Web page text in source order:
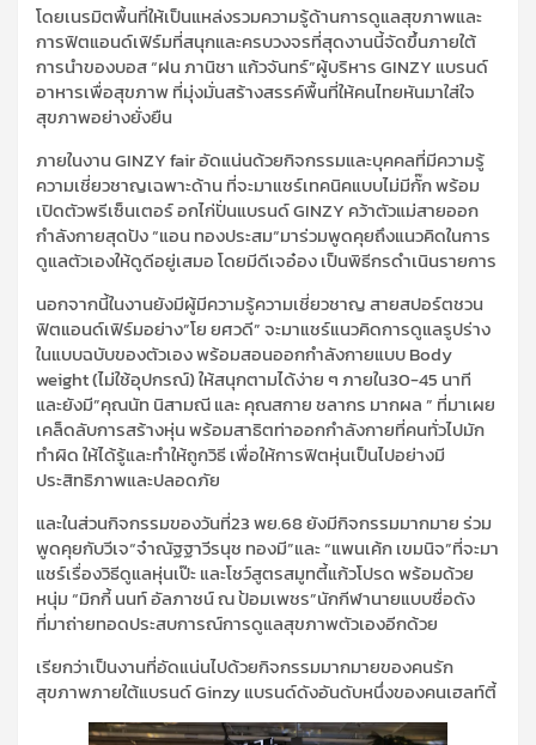
โดยเนรมิตพื้นที่ให้เป็นแหล่งรวมความรู้ด้านการดูแลสุขภาพและ
การฟิตแอนด์เฟิร์มที่สนุกและครบวงจรที่สุดงานนี้จัดขึ้นภายใต้
การนำของบอส “ฝน ภานิชา แก้วจันทร์”ผู้บริหาร GINZY แบรนด์
อาหารเพื่อสุขภาพ ที่มุ่งมั่นสร้างสรรค์พื้นที่ให้คนไทยหันมาใส่ใจ
สุขภาพอย่างยั่งยืน
ภายในงาน GINZY fair อัดแน่นด้วยกิจกรรมและบุคคลที่มีความรู้
ความเชี่ยวชาญเฉพาะด้าน ที่จะมาแชร์เทคนิคแบบไม่มีกั๊ก พร้อม
เปิดตัวพรีเซ็นเตอร์ อกไก่ปั่นแบรนด์ GINZY คว้าตัวแม่สายออก
กำลังกายสุดปัง “แอน ทองประสม“มาร่วมพูดคุยถึงแนวคิดในการ
ดูแลตัวเองให้ดูดีอยู่เสมอ โดยมีดีเจอ๋อง เป็นพิธีกรดำเนินรายการ
นอกจากนี้ในงานยังมีผู้มีความรู้ความเชี่ยวชาญ สายสปอร์ตชวน
ฟิตแอนด์เฟิร์มอย่าง”โย ยศวดี” จะมาแชร์แนวคิดการดูแลรูปร่าง
ในแบบฉบับของตัวเอง พร้อมสอนออกกำลังกายแบบ Body
weight (ไม่ใช้อุปกรณ์) ให้สนุกตามได้ง่าย ๆ ภายใน30-45 นาที
และยังมี”คุณนัท นิสามณี และ คุณสกาย ชลากร มากผล ” ที่มาเผย
เคล็ดลับการสร้างหุ่น พร้อมสาธิตท่าออกกำลังกายที่คนทั่วไปมัก
ทำผิด ให้ได้รู้และทำให้ถูกวิธี เพื่อให้การฟิตหุ่นเป็นไปอย่างมี
ประสิทธิภาพและปลอดภัย
และในส่วนกิจกรรมของวันที่23 พย.68 ยังมีกิจกรรมมากมาย ร่วม
พูดคุยกับวีเจ“จ๋าณัฐฐาวีรนุช ทองมี”และ “แพนเค้ก เขมนิจ”ที่จะมา
แชร์เรื่องวิธีดูแลหุ่นเป๊ะ และโชว์สูตรสมูทตี้แก้วโปรด พร้อมด้วย
หนุ่ม “มิกกี้ นนท์ อัลภาชน์ ณ ป้อมเพชร”นักกีฬานายแบบชื่อดัง
ที่มาถ่ายทอดประสบการณ์การดูแลสุขภาพตัวเองอีกด้วย
เรียกว่าเป็นงานที่อัดแน่นไปด้วยกิจกรรมมากมายของคนรัก
สุขภาพภายใต้แบรนด์ Ginzy แบรนด์ดังอันดับหนึ่งของคนเฮลท์ตี้